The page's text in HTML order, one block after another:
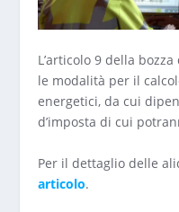
L’articolo 9 della
le modalità per il
energetici, da cui
d’imposta di cui
Per il dettaglio delle
articolo.